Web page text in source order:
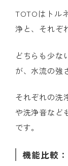
TOTOはトル
浄と、それぞ
どちらも少な
が、水流の強
それぞれの洗
や洗浄音など
です。
機能比較